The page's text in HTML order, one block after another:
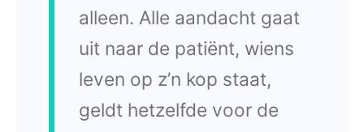
alleen. Alle aandacht gaat
uit naar de patiënt, wiens
leven op z’n kop staat,
geldt hetzelfde voor de